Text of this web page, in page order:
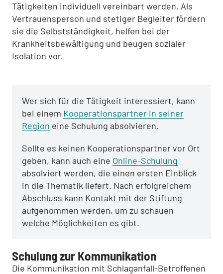
Tätigkeiten individuell vereinbart werden. Als
Vertrauensperson und stetiger Begleiter fördern
sie die Selbstständigkeit, helfen bei der
Krankheitsbewältigung und beugen sozialer
Isolation vor.
Wer sich für die Tätigkeit interessiert, kann
bei einem Kooperationspartner in seiner
Region eine Schulung absolvieren.
Sollte es keinen Kooperationspartner vor Ort
geben, kann auch eine Online-Schulung
absolviert werden, die einen ersten Einblick
in die Thematik liefert. Nach erfolgreichem
Abschluss kann Kontakt mit der Stiftung
aufgenommen werden, um zu schauen
welche Möglichkeiten es gibt.
Schulung zur Kommunikation
Die Kommunikation mit Schlaganfall-Betroffenen